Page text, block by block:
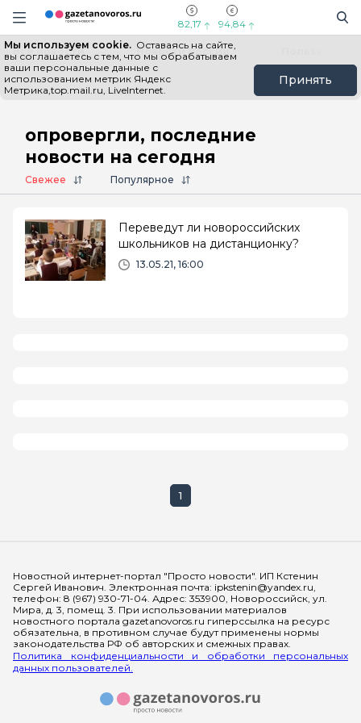
Информационный портал "ГазетаНоворос.ру"
Навигация сайта
82,17 94,84
Мы используем cookie. Оставаясь на сайте,
вы соглашаетесь с тем, что мы обрабатываем
ваши персональные данные с
использованием метрик Яндекс
Метрика,top.mail.ru, LiveInternet.
Принять
Все новости Новости России
Главная # опровергли
опровергли, последние
новости на сегодня
Свежее Популярное
Переведут ли новороссийских
школьников на дистанционку?
13.05.21, 16:00
1
Новостной интернет-портал "Просто новости". ИП Кстенин
Сергей Иванович. Электронная почта: ipkstenin@yandex.ru,
телефон: 8 (967) 930-71-04. Адрес: 353900, Новороссийск, ул.
Мира, д. 3, помещ. 3. При использовании материалов
новостного портала gazetanovoros.ru гиперссылка на ресурс
обязательна, в противном случае будут применены нормы
законодательства РФ об авторских и смежных правах.
Политика конфиденциальности и обработки персональных
данных пользователей.